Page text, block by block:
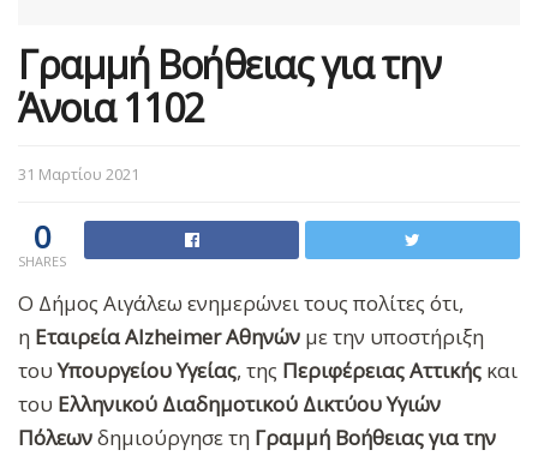
Γραμμή Βοήθειας για την
Άνοια 1102
31 Μαρτίου 2021
0
SHARES
Ο Δήμος Αιγάλεω ενημερώνει τους πολίτες ότι,
η Εταιρεία Alzheimer Αθηνών με την υποστήριξη
τουΥπουργείου Υγείας, της Περιφέρειας Αττικής και
του Ελληνικού Διαδημοτικού Δικτύου Υγιών
Πόλεωνδημιούργησε τη Γραμμή Βοήθειας για την